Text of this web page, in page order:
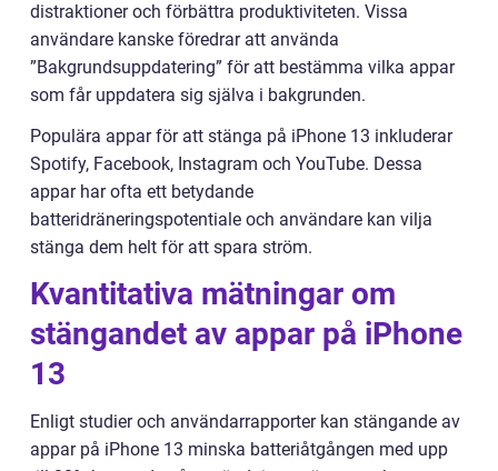
distraktioner och förbättra produktiviteten. Vissa
användare kanske föredrar att använda
”Bakgrundsuppdatering” för att bestämma vilka appar
som får uppdatera sig själva i bakgrunden.
Populära appar för att stänga på iPhone 13 inkluderar
Spotify, Facebook, Instagram och YouTube. Dessa
appar har ofta ett betydande
batteridräneringspotentiale och användare kan vilja
stänga dem helt för att spara ström.
Kvantitativa mätningar om
stängandet av appar på iPhone
13
Enligt studier och användarrapporter kan stängande av
appar på iPhone 13 minska batteriåtgången med upp